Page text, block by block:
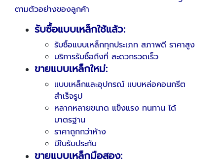
ตามตัวอย่างของลูกค้า
รับซื้อแบบเหล็กใช้แล้ว:
รับซื้อแบบเหล็กทุกประเภท สภาพดี ราคาสูง
บริการรับซื้อถึงที่ สะดวกรวดเร็ว
ขายแบบเหล็กใหม่:
แบบเหล็กและอุปกรณ์ แบบหล่อคอนกรีต
สำเร็จรูป
หลากหลายขนาด แข็งแรง ทนทาน ได้
มาตรฐาน
ราคาถูกกว่าห้าง
มีใบรับประกัน
ขายแบบเหล็กมือสอง: